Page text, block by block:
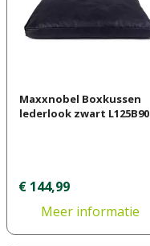
Maxxnobel Boxkussen
lederlook zwart L125B90
€ 144,99
Meer informatie